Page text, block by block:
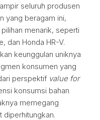
seluruh produsen
yang beragam ini,
menarik, seperti
dan Honda HR-V.
keunggulan uniknya
konsumen yang
perspektif value for
konsumsi bahan
memegang
diperhitungkan.